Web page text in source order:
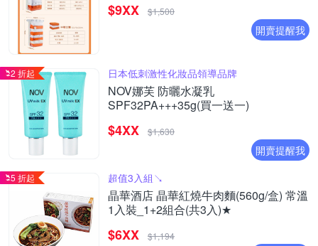
$9XX $1,500
開賣提醒我
2 折起 日本低刺激性化妝品領導品牌
NOV娜芙 防曬水凝乳
SPF32PA+++35g(買一送一)
$4XX $1,630
開賣提醒我
5 折起 超值3入組↘︎
晶華酒店 晶華紅燒牛肉麵(560g/盒) 常溫
1入裝_1+2組合(共3入)★
$6XX $1,194